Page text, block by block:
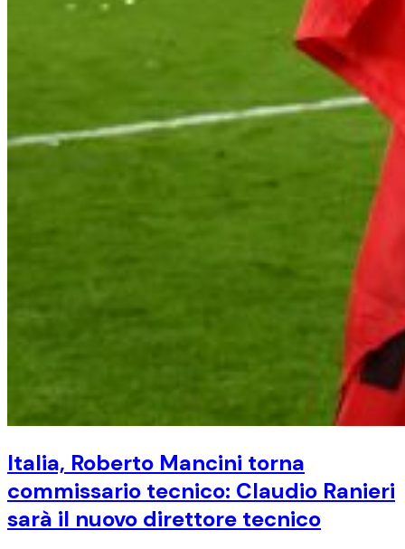
Italia, Roberto Mancini torna
commissario tecnico: Claudio Ranieri
sarà il nuovo direttore tecnico